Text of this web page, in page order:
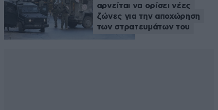
αρνείται να ορίσει νέες
ζώνες για την αποχώρηση
των στρατευμάτων του